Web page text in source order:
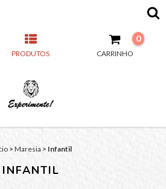
PRODUTOS CARRINHO
0
> Maresia > Infantil
INFANTIL